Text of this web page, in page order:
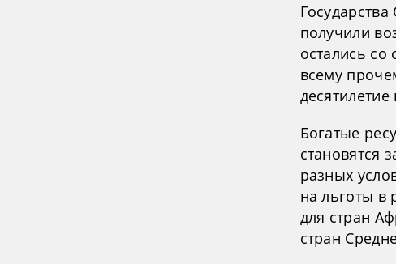
получили
остались
всему
Богатые
становятся
разных
на льготы в
для стран
стран